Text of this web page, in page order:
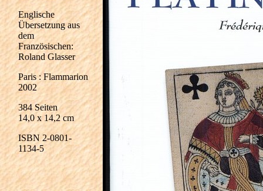
Englische
Übersetzung aus
dem
Französischen:
Roland Glasser
Paris : Flammarion
2002
384 Seiten
14,0 x 14,2 cm
ISBN 2-0801-
1134-5